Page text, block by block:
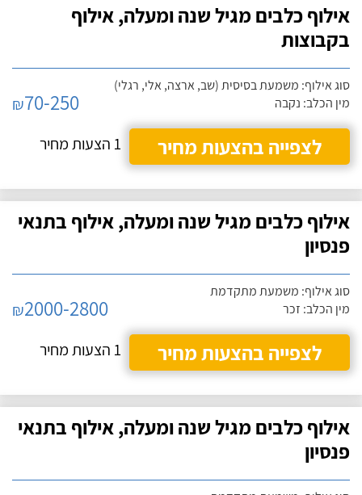
אילוף כלבים מגיל שנה ומעלה, אילוף
בקבוצות
סוג אילוף: משמעת בסיסית (שב, ארצה, אלי, רגלי)
מין הכלב: נקבה
₪70-250
לצפייה בהצעות מחיר
1 הצעות מחיר
אילוף כלבים מגיל שנה ומעלה, אילוף בתנאי
פנסיון
סוג אילוף: משמעת מתקדמת
מין הכלב: זכר
₪2000-2800
לצפייה בהצעות מחיר
1 הצעות מחיר
אילוף כלבים מגיל שנה ומעלה, אילוף בתנאי
פנסיון